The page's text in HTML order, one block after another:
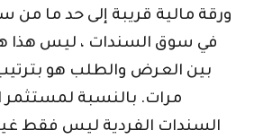
ورقة مالية قريبة إلى حد ما من
في سوق السندات ، ليس هذا
بين العرض والطلب هو بترتيب
مرات. بالنسبة لمستثمر
السندات الفردية ليس فقط